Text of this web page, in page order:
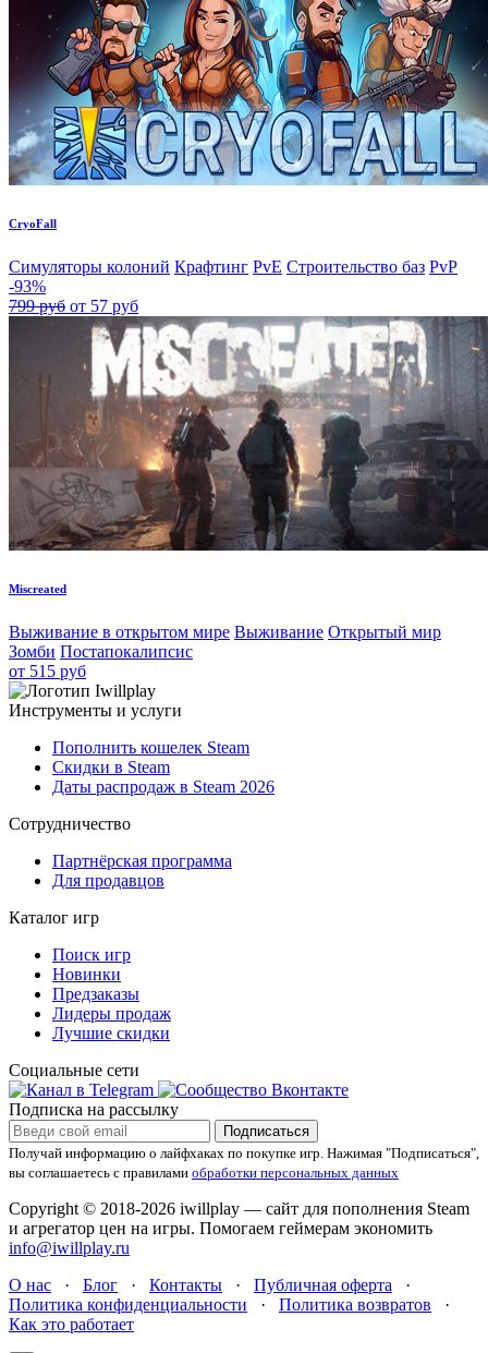
CryoFall
Симуляторы колоний Крафтинг PvE Строительство баз PvP
-93%
799 руб от 57 руб
Miscreated
Выживание в открытом мире Выживание Открытый мир
Зомби Постапокалипсис
от 515 руб
Инструменты и услуги
Пополнить кошелек Steam
Скидки в Steam
Даты распродаж в Steam 2026
Сотрудничество
Партнёрская программа
Для продавцов
Каталог игр
Поиск игр
Новинки
Предзаказы
Лидеры продаж
Лучшие скидки
Социальные сети
Подписка на рассылку
Подписаться
Получай информацию о лайфхаках по покупке игр. Нажимая "Подписаться",
вы соглашаетесь с правилами обработки персональных данных
Copyright © 2018-2026 iwillplay — сайт для пополнения Steam
и агрегатор цен на игры. Помогаем геймерам экономить
info@iwillplay.ru
О нас · Блог · Контакты · Публичная оферта ·
Политика конфиденциальности · Политика возвратов ·
Как это работает